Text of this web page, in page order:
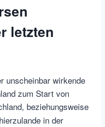
letzten
unscheinbar wirkende
zum Start von
beziehungsweise
hierzulande in der